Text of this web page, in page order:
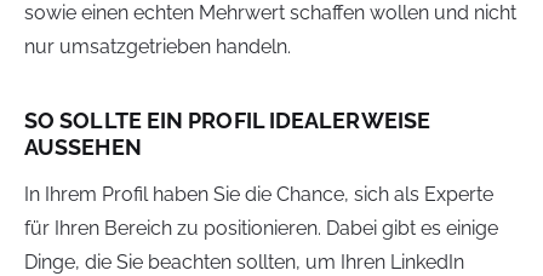
sowie einen echten Mehrwert schaffen wollen und nicht
nur umsatzgetrieben handeln.
SO SOLLTE EIN PROFIL IDEALERWEISE
AUSSEHEN
In Ihrem Profil haben Sie die Chance, sich als Experte
für Ihren Bereich zu positionieren. Dabei gibt es einige
Dinge, die Sie beachten sollten, um Ihren LinkedIn